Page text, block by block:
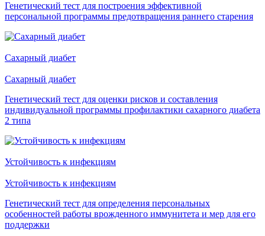
Генетический тест для построения эффективной
персональной программы предотвращения раннего старения
Сахарный диабет
Сахарный диабет
Генетический тест для оценки рисков и составления
индивидуальной программы профилактики сахарного диабета
2 типа
Устойчивость к инфекциям
Устойчивость к инфекциям
Генетический тест для определения персональных
особенностей работы врожденного иммунитета и мер для его
поддержки